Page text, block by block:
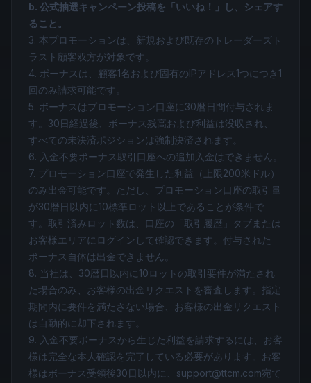
b. 公式抽選キャンペーン投稿を「いいね！」し、シェアす
ること。
3. 本プロモーションは、新規および既存のトレーダーズト
ラスト顧客双方が対象です。
4. ボーナスは、顧客1名および固有のIPアドレス1つにつき1
回のみ請求可能です。
5. ボーナスはプロモーション口座に30暦日間付与されま
す。30日経過後、ボーナス残高および利益は没収され、
すべての未決済ポジションは強制決済されます。
6. 入金不要ボーナス取引口座への追加入金はできません。
7. プロモーション口座で発生した利益（上限200米ドル）
のみ出金可能です。ただし、プロモーション口座の取引量
が30暦日以内に10標準ロット以上であることが条件で
す。取引済みロット数は、口座の「取引履歴」タブまたは
お客様エリアにログインして確認できます。付与された
ボーナス自体は出金できません。
8. 当社は、30暦日以内に10ロットの取引要件が満たされ
た場合のみ、お客様の出金リクエストを審査します。指定
期間内に要件を満たさない場合、お客様の出金リクエスト
は自動的に却下されます。
9. 入金不要ボーナスから生じた利益を請求するには、お客
様は完全な本人確認を完了している必要があります。お客
様はボーナス受領後30日以内に、support@ttcm.com宛て